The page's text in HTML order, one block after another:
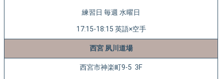
練習日 毎週 水曜日
17:15-18:15 英語×空手
西宮 夙川道場
西宮市神楽町9-5 3F